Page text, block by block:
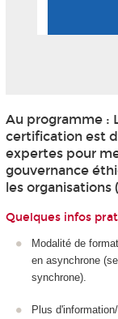
Au programme :
certification est
expertes pour
gouvernance
les organisations
Quelques infos
Modalité de
en asynchrone
synchrone).
Plus